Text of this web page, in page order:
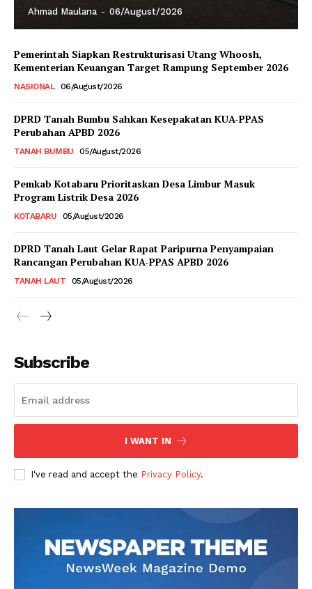
Ahmad Maulana - 06/August/2026
Pemerintah Siapkan Restrukturisasi Utang Whoosh,
Kementerian Keuangan Target Rampung September 2026
NASIONAL 06/August/2026
DPRD Tanah Bumbu Sahkan Kesepakatan KUA-PPAS
Perubahan APBD 2026
TANAH BUMBU 05/August/2026
Pemkab Kotabaru Prioritaskan Desa Limbur Masuk
Program Listrik Desa 2026
KOTABARU 05/August/2026
DPRD Tanah Laut Gelar Rapat Paripurna Penyampaian
Rancangan Perubahan KUA-PPAS APBD 2026
TANAH LAUT 05/August/2026
Subscribe
I WANT IN
I've read and accept the Privacy Policy.